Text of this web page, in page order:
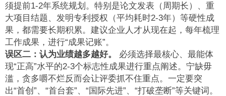
须提前1-2年系统规划。特别是论文发表（周期长）、重
大项目结题、发明专利授权（平均耗时2-3年）等硬性成
果，都需要长期积累。建议企业人才从现在起，每年梳理
工作成果，进行“成果记账”。
误区二：认为业绩越多越好。
必须选择最核心、最能体
现“正高”水平的2-3个标志性成果进行重点阐述。宁缺毋
滥，贪多嚼不烂反而会让评委抓不住重点。一定要突
出“首创”、“首台套”、“国际先进”、“打破垄断”等关键词。